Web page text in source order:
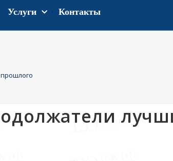
Услуги Контакты